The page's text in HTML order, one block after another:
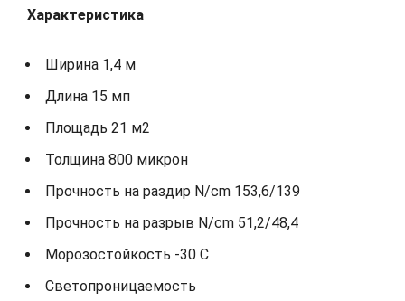
Характеристика
Ширина 1,4 м
Длина 15 мп
Площадь 21 м2
Толщина 800 микрон
Прочность на раздир N/cm 153,6/139
Прочность на разрыв N/cm 51,2/48,4
Морозостойкость -30 С
Светопроницаемость